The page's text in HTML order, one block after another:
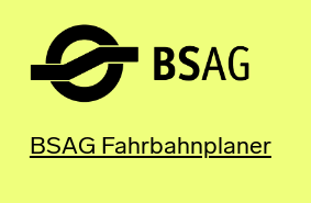
BSAG Fahrbahnplaner